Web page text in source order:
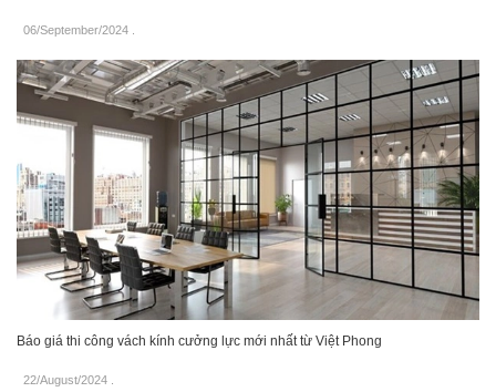
06/September/2024
Báo giá thi công vách kính cưởng lực mới nhất từ Việt Phong
22/August/2024